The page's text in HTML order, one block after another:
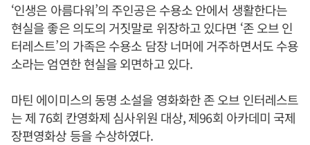
‘인생은 아름다워’의 주인공은 수용소 안에서 생활한다는
현실을 좋은 의도의 거짓말로 위장하고 있다면 ‘존 오브 인
터레스트’의 가족은 수용소 담장 너머에 거주하면서도 수용
소라는 엄연한 현실을 외면하고 있다.
마틴 에이미스의 동명 소설을 영화화한 존 오브 인터레스트
는 제 76회 칸영화제 심사위원 대상, 제96회 아카데미 국제
장편영화상 등을 수상하였다.